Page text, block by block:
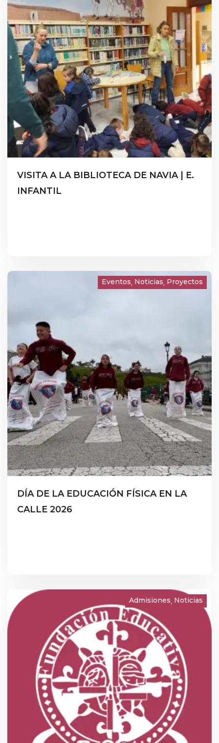
VISITA A LA BIBLIOTECA DE NAVIA | E.
INFANTIL
Eventos Noticias Proyectos
DÍA DE LA EDUCACIÓN FÍSICA EN LA
CALLE 2026
Admisiones Noticias